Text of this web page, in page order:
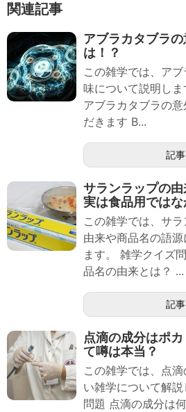
関連記事
アブラカタブラ
は！？
この雑学では、ア
味について説明し
アブラカタブラの
だきます B...
記
サランラップの由
実は食品用ではな
この雑学では、サ
由来や商品名の語
ます。 雑学クイズ
品名の由来とは？ ...
記
点滴の成分はポ
て噂は本当？
この雑学では、点
い雑学について解
問題 点滴の成分は